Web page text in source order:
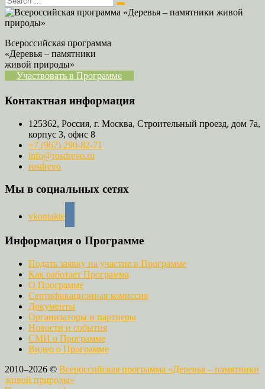
Всероссийская программа
«Деревья – памятники
живой природы»
Участвовать в Программе
Контактная информация
125362, Россия, г. Москва, Строительный проезд, дом 7а,
корпус 3, офис 8
+7 (967) 290-82-71
info@rosdrevo.ru
rosdrevo
Мы в социальных сетях
vkontakte
Информация о Программе
Подать заявку на участие в Программе
Как работает Программа
О Программе
Сертификационная комиссия
Документы
Организаторы и партнеры
Новости и события
СМИ о Программе
Видео о Программе
2010–2026 © Всероссийская программа «Деревья – памятники
живой природы»